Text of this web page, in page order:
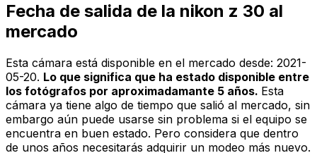
Fecha de salida de la nikon z 30 al
mercado
Esta cámara está disponible en el mercado desde: 2021-
05-20. Lo que significa que ha estado disponible entre
los fotógrafos por aproximadamante 5 años. Esta
cámara ya tiene algo de tiempo que salió al mercado, sin
embargo aún puede usarse sin problema si el equipo se
encuentra en buen estado. Pero considera que dentro
de unos años necesitarás adquirir un modeo más nuevo.